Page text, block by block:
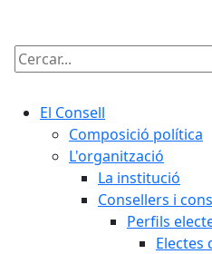
Cercar:
El Consell
Composició política
L'organització
La institució
Consellers i
Perfils
Electes